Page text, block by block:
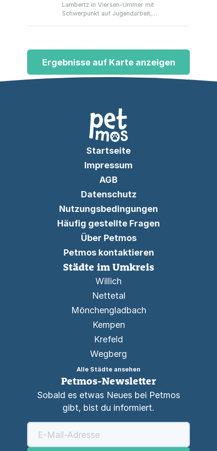
Lambertz in Viersen-Ummer mit
Schwerpunkt auf Jugendarbeit,
Ergebnisse auf Karte anzeigen
Startseite
Impressum
AGB
Datenschutz
Nutzungsbedingungen
Häufig gestellte Fragen
Über Petmos
Petmos kontaktieren
Städte im Umkreis
Willich
Nettetal
Mönchengladbach
Kempen
Krefeld
Wegberg
Alle Städte ansehen
Petmos-Newsletter
Sobald es etwas Neues bei Petmos
gibt, bist du informiert.